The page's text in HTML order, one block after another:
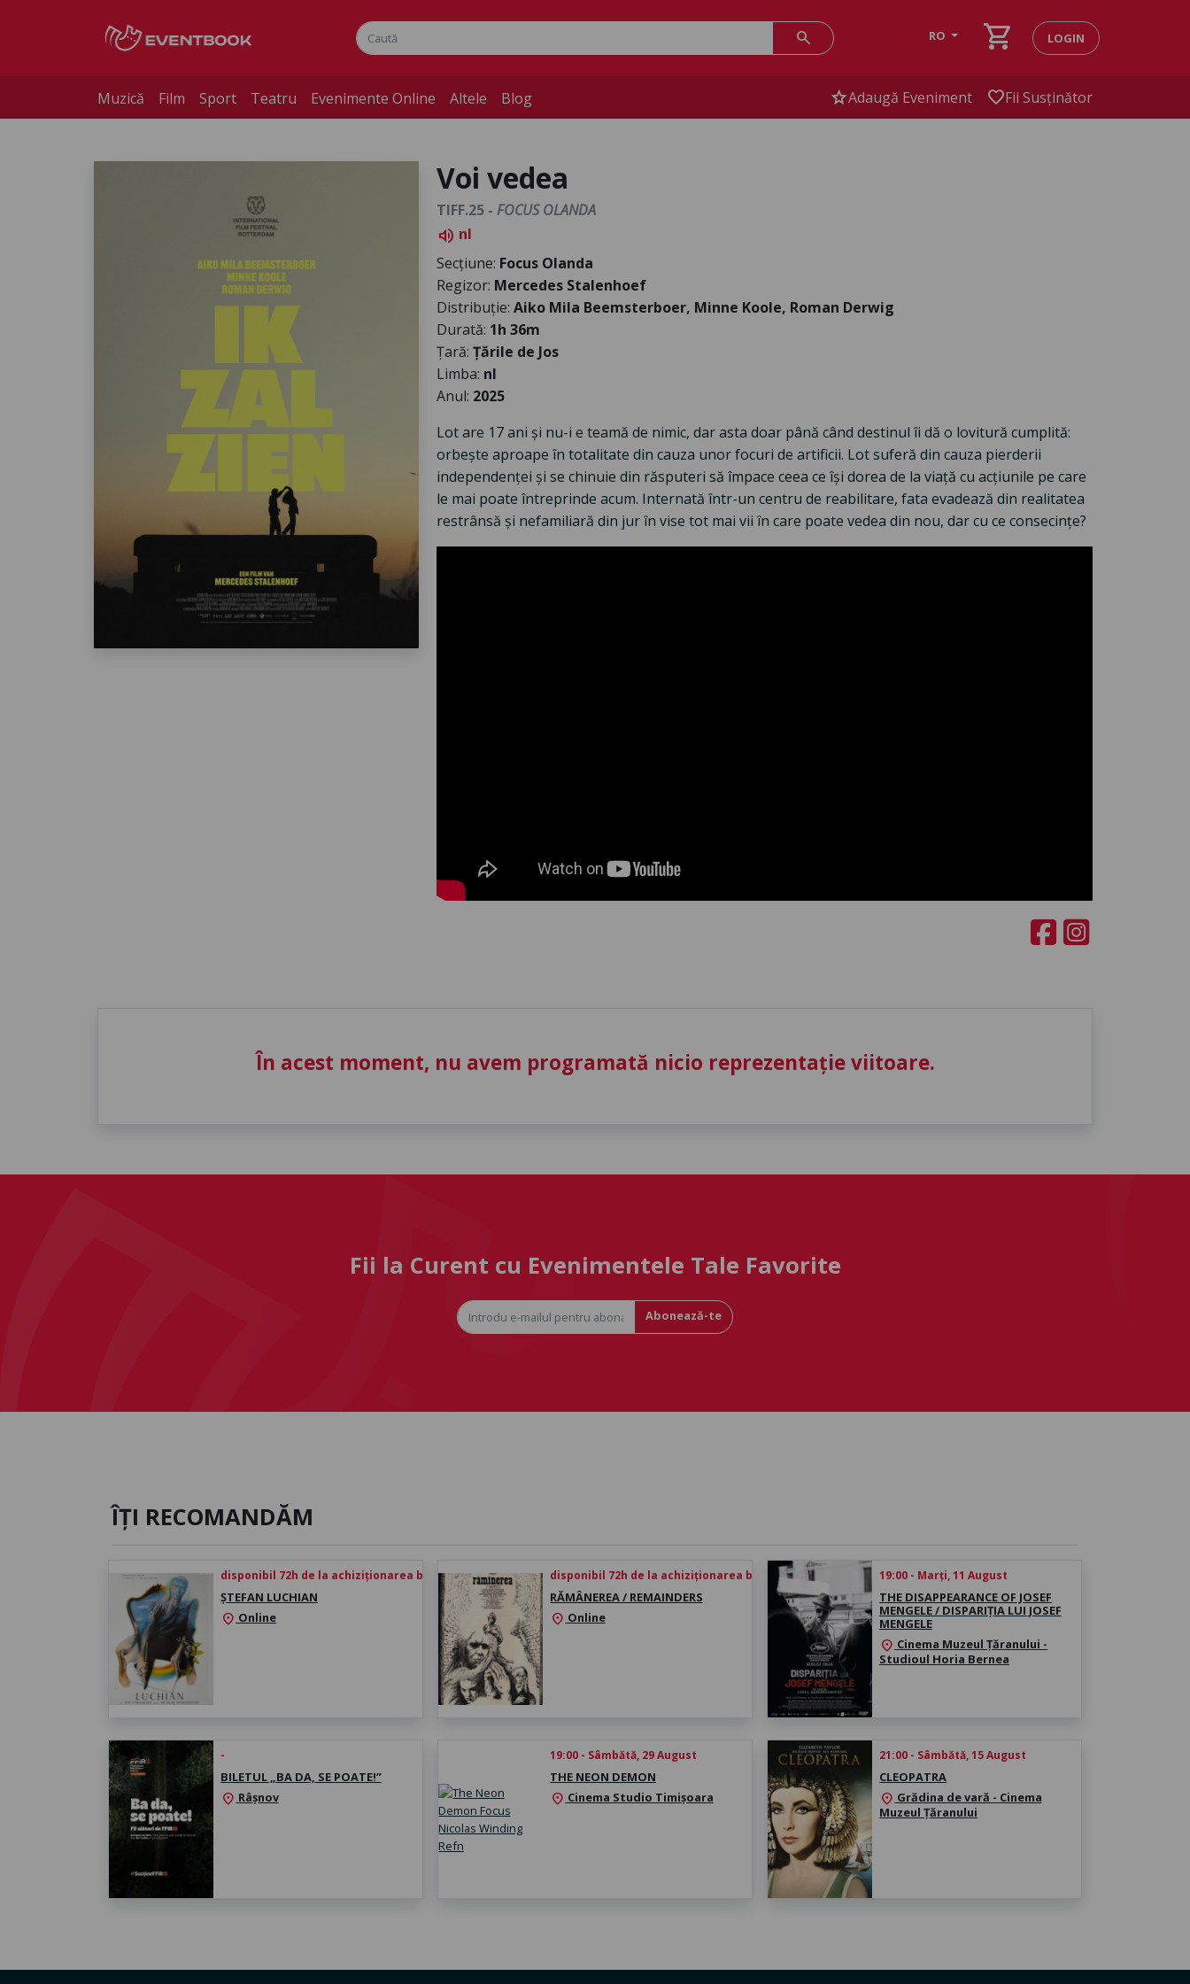
search RO shopping_cart LOGIN
Muzică Film Sport Teatru Evenimente Online Altele Blog starAdaugă Eveniment favoriteFii Susținător
Voi vedea
TIFF.25 - FOCUS OLANDA
volume_up nl
Secțiune: Focus Olanda
Regizor: Mercedes Stalenhoef
Distribuție: Aiko Mila Beemsterboer, Minne Koole, Roman Derwig
Durată: 1h 36m
Țară: Țările de Jos
Limba: nl
Anul: 2025
Lot are 17 ani şi nu-i e teamă de nimic, dar asta doar până când destinul îi dă o lovitură cumplită:
orbeşte aproape în totalitate din cauza unor focuri de artificii. Lot suferă din cauza pierderii
independenţei şi se chinuie din răsputeri să împace ceea ce îşi dorea de la viaţă cu acţiunile pe care
le mai poate întreprinde acum. Internată într-un centru de reabilitare, fata evadează din realitatea
restrânsă şi nefamiliară din jur în vise tot mai vii în care poate vedea din nou, dar cu ce consecinţe?
În acest moment, nu avem programată nicio reprezentație viitoare.
Fii la Curent cu Evenimentele Tale Favorite
Abonează-te
ÎȚI RECOMANDĂM
disponibil 72h de la achiziționarea biletului
ȘTEFAN LUCHIAN
location_on Online
disponibil 72h de la achiziționarea biletului
RĂMÂNEREA / REMAINDERS
location_on Online
19:00 - Marți, 11 August
THE DISAPPEARANCE OF JOSEF
MENGELE / DISPARIȚIA LUI JOSEF
MENGELE
location_on Cinema Muzeul Țăranului -
Studioul Horia Bernea
-
BILETUL „BA DA, SE POATE!”
location_on Râșnov
19:00 - Sâmbătă, 29 August
THE NEON DEMON
location_on Cinema Studio Timișoara
21:00 - Sâmbătă, 15 August
CLEOPATRA
location_on Grădina de vară - Cinema
Muzeul Țăranului